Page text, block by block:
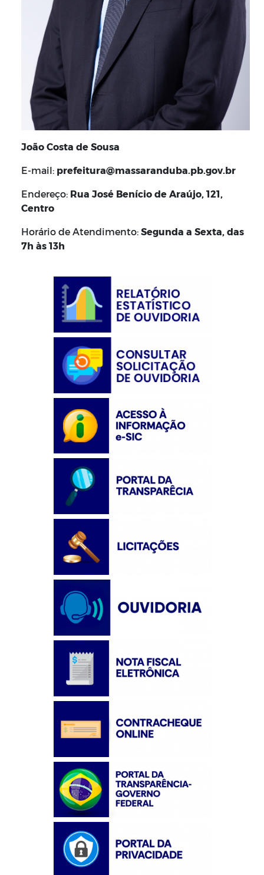
João Costa de Sousa
E-mail: prefeitura@massaranduba.pb.gov.br
Endereço: Rua José Benício de Araújo, 121,
Centro
Horário de Atendimento:Segunda a Sexta, das
7h às 13h